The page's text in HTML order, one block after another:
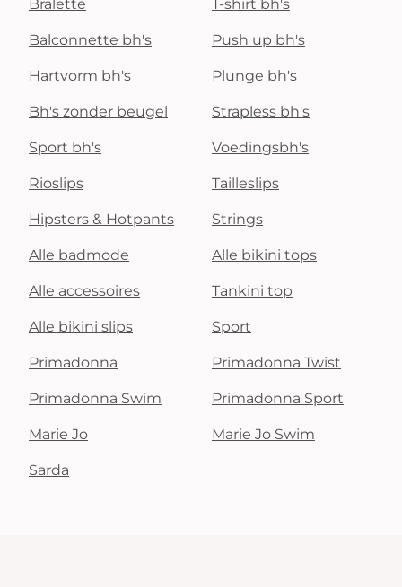
Bralette T-shirt bh's
Balconnette bh's Push up bh's
Hartvorm bh's Plunge bh's
Bh's zonder beugel Strapless bh's
Sport bh's Voedingsbh's
Rioslips Tailleslips
Hipsters & Hotpants Strings
Alle badmode Alle bikini tops
Alle accessoires Tankini top
Alle bikini slips Sport
Primadonna Primadonna Twist
Primadonna Swim Primadonna Sport
Marie Jo Marie Jo Swim
Sarda